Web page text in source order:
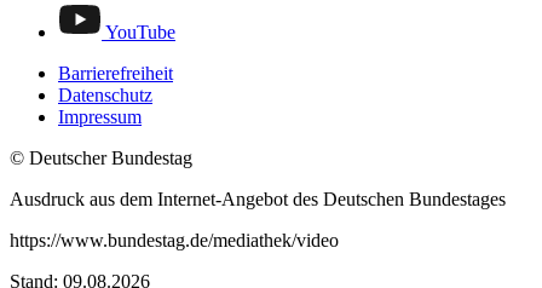
YouTube
Barrierefreiheit
Datenschutz
Impressum
© Deutscher Bundestag
Ausdruck aus dem Internet-Angebot des Deutschen Bundestages
https://www.bundestag.de/mediathek/video
Stand: 09.08.2026